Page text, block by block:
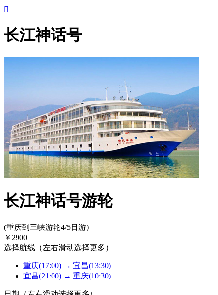

长江神话号
长江神话号游轮
(重庆到三峡游轮4/5日游)
￥ 2900
选择航线 （左右滑动选择更多）
重庆(17:00) → 宜昌(13:30)
宜昌(21:00) → 重庆(10:30)